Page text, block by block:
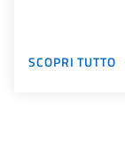
SCOPRI TUTTO